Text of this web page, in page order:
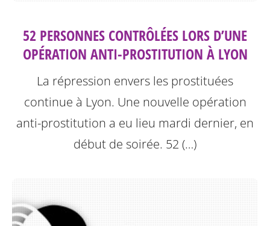
52 PERSONNES CONTRÔLÉES LORS D’UNE
OPÉRATION ANTI-PROSTITUTION À LYON
La répression envers les prostituées
continue à Lyon. Une nouvelle opération
anti-prostitution a eu lieu mardi dernier, en
début de soirée. 52 (…)